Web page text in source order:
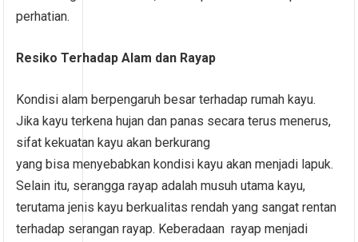
perhatian.
Resiko Terhadap Alam dan Rayap
Kondisi alam berpengaruh besar terhadap rumah kayu.
Jika kayu terkena hujan dan panas secara terus menerus,
sifat kekuatan kayu akan berkurang
yang bisa menyebabkan kondisi kayu akan menjadi lapuk.
Selain itu, serangga rayap adalah musuh utama kayu,
terutama jenis kayu berkualitas rendah yang sangat rentan
terhadap serangan rayap. Keberadaan rayap menjadi